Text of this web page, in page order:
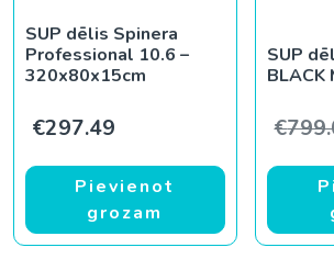
SUP dēlis Spinera
Professional 10.6 –
320x80x15cm
€297.49
Pievienot
grozam
SUP
BLACK
€